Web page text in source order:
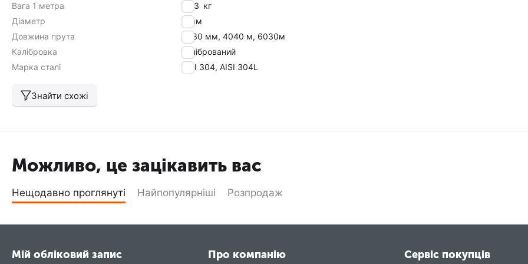
Вага 1 метра 0,23 кг
Діаметр
6 мм
Довжина прута
3030 мм, 4040 м, 6030м
Калібровка
калібрований
Марка сталі
AISI 304, AISI 304L
Знайти схожі
Можливо, це зацікавить вас
Нещодавно проглянуті Найпопулярніші Розпродаж
Мій обліковий запис Про компанію Сервіс покупців